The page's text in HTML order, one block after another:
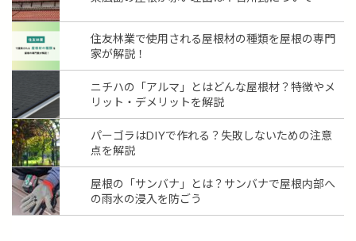
住友林業で使用される屋根材の種類を屋根の専門
家が解説！
ニチハの「アルマ」とはどんな屋根材？特徴やメ
リット・デメリットを解説
パーゴラはDIYで作れる？失敗しないための注意
点を解説
屋根の「サンバナ」とは？サンバナで屋根内部へ
の雨水の浸入を防ごう